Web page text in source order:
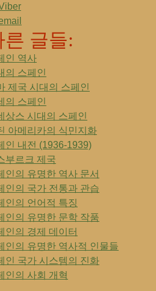
른 글들:
인 역사
의 스페인
제국 시대의 스페인
의 스페인
상스 시대의 스페인
아메리카의 식민지화
인 내전 (1936-1939)
부르크 제국
인의 유명한 역사 문서
인의 국가 전통과 관습
인의 언어적 특징
인의 유명한 문학 작품
인의 경제 데이터
인의 유명한 역사적 인물들
인 국가 시스템의 진화
인의 사회 개혁